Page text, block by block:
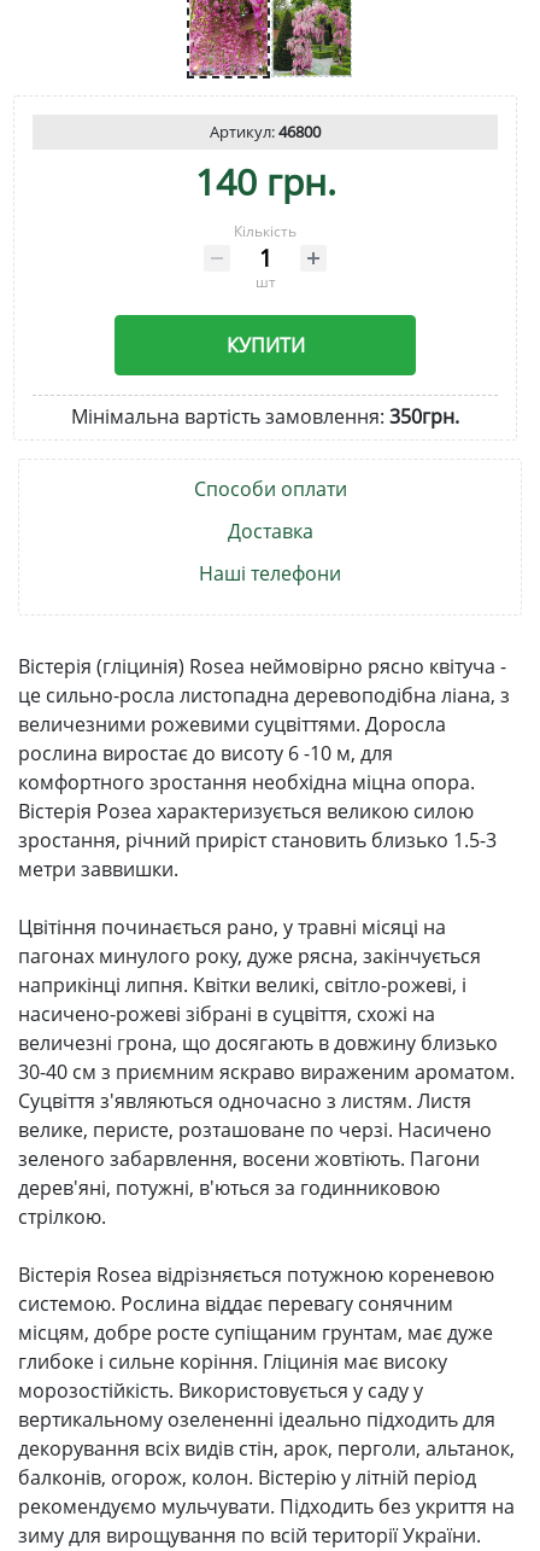
Артикул:46800
140 грн.
Кількість
шт
КУПИТИ
Мінімальна вартість замовлення: 350грн.
Способи оплати
Доставка
Наші телефони
Вістерія (гліцинія) Rosea неймовірно рясно квітуча -
це сильно-росла листопадна деревоподібна ліана, з
величезними рожевими суцвіттями. Доросла
рослина виростає до висоту 6 -10 м, для
комфортного зростання необхідна міцна опора.
Вістерія Розеа характеризується великою силою
зростання, річний приріст становить близько 1.5-3
метри заввишки.
Цвітіння починається рано, у травні місяці на
пагонах минулого року, дуже рясна, закінчується
наприкінці липня. Квітки великі, світло-рожеві, і
насичено-рожеві зібрані в суцвіття, схожі на
величезні грона, що досягають в довжину близько
30-40 см з приємним яскраво вираженим ароматом.
Суцвіття з'являються одночасно з листям. Листя
велике, перисте, розташоване по черзі. Насичено
зеленого забарвлення, восени жовтіють. Пагони
дерев'яні, потужні, в'ються за годинниковою
стрілкою.
Вістерія Rosea відрізняється потужною кореневою
системою. Рослина віддає перевагу сонячним
місцям, добре росте супіщаним грунтам, має дуже
глибоке і сильне коріння. Гліцинія має високу
морозостійкість. Використовується у саду у
вертикальному озелененні ідеально підходить для
декорування всіх видів стін, арок, перголи, альтанок,
балконів, огорож, колон. Вістерію у літній період
рекомендуємо мульчувати. Підходить без укриття на
зиму для вирощування по всій території України.